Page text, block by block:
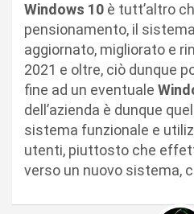
Windows 10 è tutt’altro
pensionamento, il
aggiornato, migliorato e
2021 e oltre, ciò dunque
fine ad un eventuale
dell’azienda è dunque
sistema funzionale e
utenti, piuttosto che
verso un nuovo sistema,